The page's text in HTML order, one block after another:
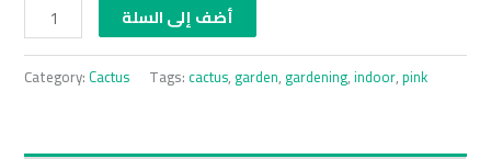
أضف إلى السلة
Category:Cactus Tags:cactus, garden, gardening,indoor,pink